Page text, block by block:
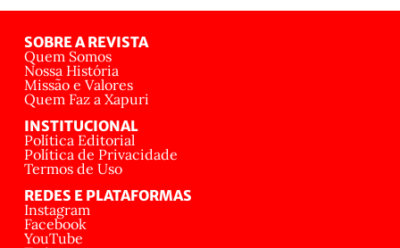
SOBRE A REVISTA
Quem Somos
Nossa História
Missão e Valores
Quem Faz a Xapuri
INSTITUCIONAL
Política Editorial
Política de Privacidade
Termos de Uso
REDES E PLATAFORMAS
Instagram
Facebook
YouTube